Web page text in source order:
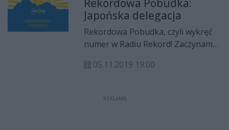
Rekordowa Pobudka:
Japońska delegacja
Rekordowa Pobudka, czyli wykręć
numer w Radiu Rekord! Zaczynamy
segmentu na portalu CoZaDzien.pl.
prezenterzy – Dominik i Michał
05.11.2019 19:00
REKLAMA